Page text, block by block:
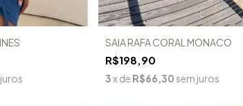
SAIA RAFA CORAL MONACO
R$198,90
3x de R$66,30 sem juros